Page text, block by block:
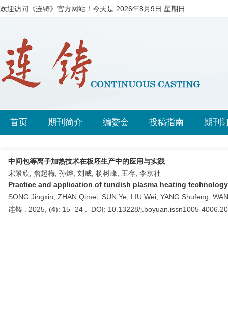
欢迎访问《连铸》官方网站！今天是 2026年8月9日 星期日
首页 期刊简介 编委会 投稿指南 期刊
中间包等离子加热技术在板坯生产中的应用与实践
宋景欣, 詹起梅, 孙烨, 刘威, 杨树峰, 王存, 李京社
Practice and application of tundish plasma heating
SONG Jingxin, ZHAN Qimei, SUN Ye, LIU Wei, YANG Shufeng,
连铸 . 2025, (4): 15 -24 . DOI: 10.13228/j.boyuan.issn1005-